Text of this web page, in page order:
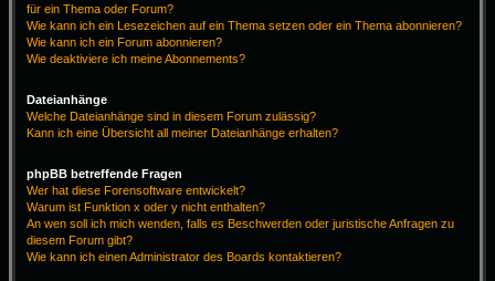
für ein Thema oder Forum?
Wie kann ich ein Lesezeichen auf ein Thema setzen oder ein Thema abonnieren?
Wie kann ich ein Forum abonnieren?
Wie deaktiviere ich meine Abonnements?
Dateianhänge
Welche Dateianhänge sind in diesem Forum zulässig?
Kann ich eine Übersicht all meiner Dateianhänge erhalten?
phpBB betreffende Fragen
Wer hat diese Forensoftware entwickelt?
Warum ist Funktion x oder y nicht enthalten?
An wen soll ich mich wenden, falls es Beschwerden oder juristische Anfragen zu
diesem Forum gibt?
Wie kann ich einen Administrator des Boards kontaktieren?